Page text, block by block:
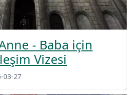
- Baba için
Vizesi
03-27